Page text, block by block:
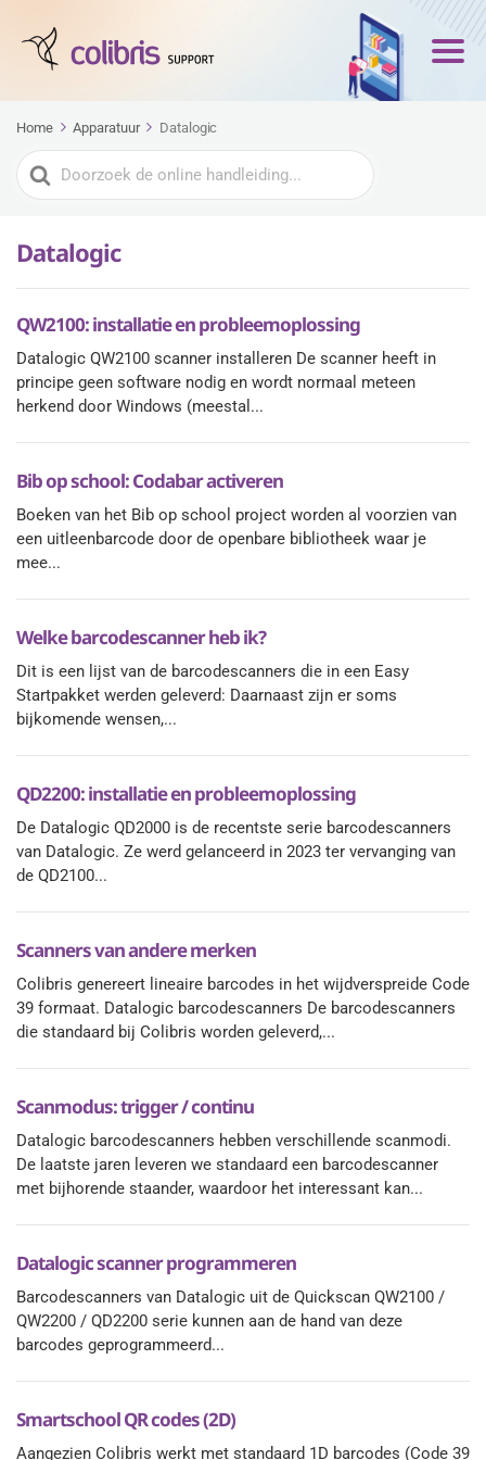
Home Apparatuur Datalogic
Zoeken
naar
Datalogic
QW2100: installatie en probleemoplossing
Datalogic QW2100 scanner installeren De scanner heeft in
principe geen software nodig en wordt normaal meteen
herkend door Windows (meestal...
Bib op school: Codabar activeren
Boeken van het Bib op school project worden al voorzien van
een uitleenbarcode door de openbare bibliotheek waar je
mee...
Welke barcodescanner heb ik?
Dit is een lijst van de barcodescanners die in een Easy
Startpakket werden geleverd: Daarnaast zijn er soms
bijkomende wensen,...
QD2200: installatie en probleemoplossing
De Datalogic QD2000 is de recentste serie barcodescanners
van Datalogic. Ze werd gelanceerd in 2023 ter vervanging van
de QD2100...
Scanners van andere merken
Colibris genereert lineaire barcodes in het wijdverspreide Code
39 formaat. Datalogic barcodescanners De barcodescanners
die standaard bij Colibris worden geleverd,...
Scanmodus: trigger / continu
Datalogic barcodescanners hebben verschillende scanmodi.
De laatste jaren leveren we standaard een barcodescanner
met bijhorende staander, waardoor het interessant kan...
Datalogic scanner programmeren
Barcodescanners van Datalogic uit de Quickscan QW2100 /
QW2200 / QD2200 serie kunnen aan de hand van deze
barcodes geprogrammeerd...
Smartschool QR codes (2D)
Aangezien Colibris werkt met standaard 1D barcodes (Code 39